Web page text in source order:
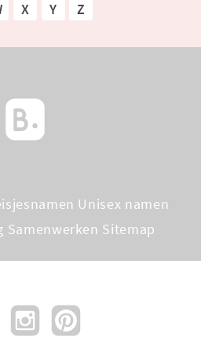
X Y Z
Unisex namen
Samenwerken Sitemap